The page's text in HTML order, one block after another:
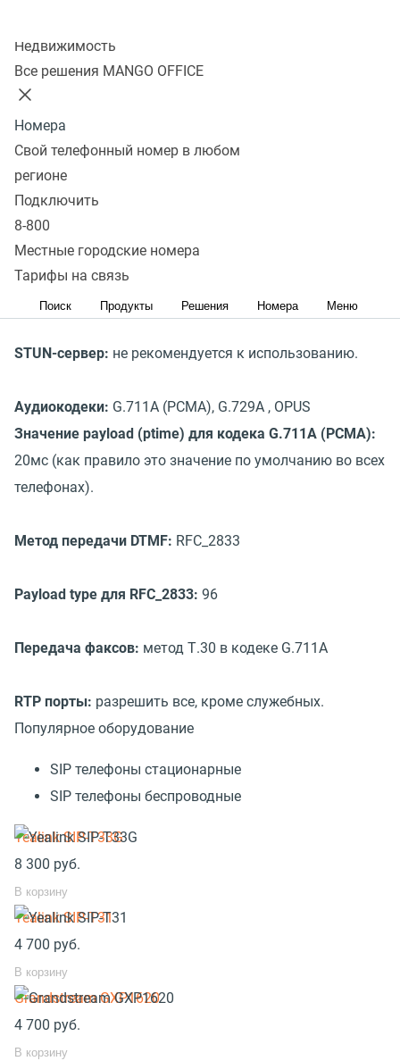
Недвижимость
Все решения MANGO OFFICE
Номера
Свой телефонный номер в любом
регионе
Подключить
8-800
Местные городские номера
Тарифы на связь
Поиск Продукты Решения Номера Меню
его можно в
"ivan@mangosip.ru
Порт регистрации:60000 (UDP), 5060 (UDP)
Время регистрации:180
STUN-сервер: не рекомендуется к использованию.
Аудиокодеки: G.711A (PCMA), G.729А , OPUS
Значение payload (ptime) для кодека G.711A (PCMA):
20мс (как правило это значение по умолчанию во всех
телефонах).
Метод передачи DTMF: RFC_2833
Payload type для RFC_2833: 96
Передача факсов: метод Т.30 в кодеке G.711A
RTP порты: разрешить все, кроме служебных.
Популярное оборудование
SIP телефоны стационарные
SIP телефоны беспроводные
Yealink SIP-T33G
8 300 руб.
В корзину
Yealink SIP-T31
4 700 руб.
В корзину
Grandstream GXP1620
4 700 руб.
В корзину